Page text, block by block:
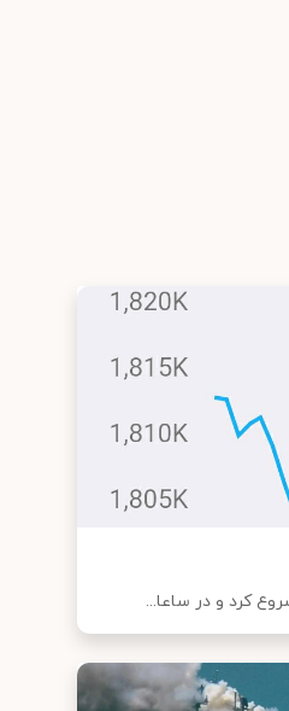
کرد و در ساعا...